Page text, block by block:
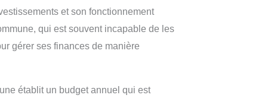
et son fonctionnement
qui est souvent incapable de les
gérer ses finances de manière
établit un budget annuel qui est